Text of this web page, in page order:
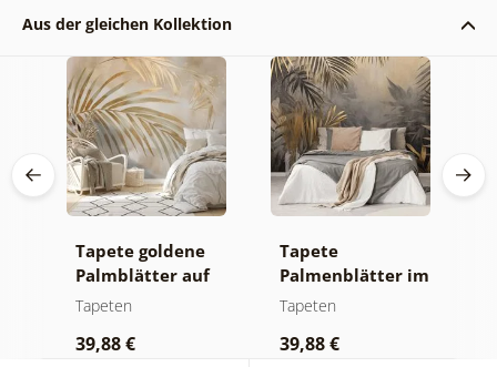
Aus der gleichen Kollektion
Tapete goldene
Palmblätter auf
beigem
Tapeten
39,88 €
Tapete
Palmenblätter im
Dschungel
Tapeten
39,88 €